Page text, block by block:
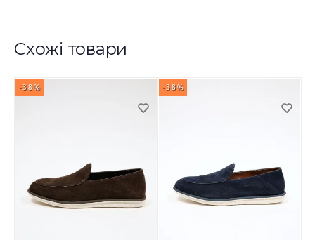
Схожі товари
-38% -38%